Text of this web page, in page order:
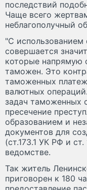
последствий
Чаще всего
неблагополучный
"С
совершается
которые напрямую
таможен. Это
таможенных
валютных
задач таможенных
пресечение
образованием и
документов для
(ст.173.1 УК РФ и
ведомстве.
Так житель
приговорен к 180